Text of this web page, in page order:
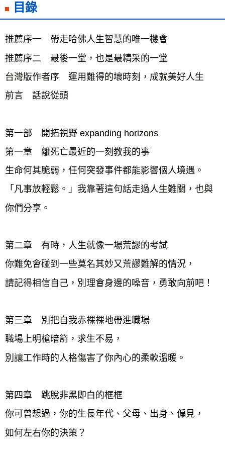
目錄
推薦序一　帶走哈佛人生智慧的唯一機會
推薦序二　最後一堂，也是最精采的一堂
台灣版作者序　運用難得的壞時刻，成就美好人生
前言　話說從頭
第一部　開拓視野 expanding horizons
第一章　離死亡最近的一刻教我的事
生命何其脆弱，任何突發事件都能影響個人境遇。
「凡事放輕鬆。」我靠著這句話走過人生難關，也與
你們分享。
第二章　有時，人生就像一場荒謬的考試
你難免會碰到一些莫名其妙又荒謬難解的情況，
請記得相信自己，別理會身邊的噪音，勇敢向前吧！
第三章　別把自我赤裸裸地帶進職場
職場上明槍暗箭，求生不易，
別讓工作時的人格傷害了你內心的柔軟溫暖。
第四章　跳脫非黑即白的框框
你可曾想過，你的生長年代、父母、出身、偏見，
如何左右你的決策？